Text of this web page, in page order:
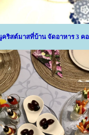
ริสต์มาสที่บ้าน จัดอาหาร 3 ค